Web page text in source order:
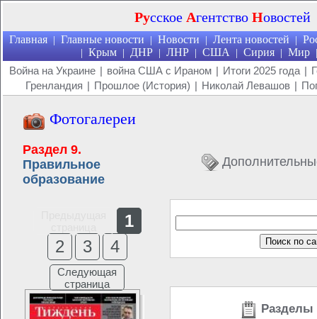
Русское Агентство Новостей
Главная | Главные новости | Новости | Лента новостей |
| Крым | ДНР | ЛНР | США | Сирия | Мир |
Война на Украине | война США с Ираном | Итоги 2025 года |
Гренландия | Прошлое (История) | Николай Левашов |
Фотогалереи
Раздел 9.
Правильное
образование
1
2
3 4
Следующая
страница
Разделы